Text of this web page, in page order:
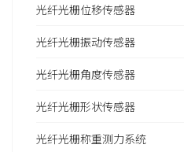
光纤光栅位移传感器
光纤光栅振动传感器
光纤光栅角度传感器
光纤光栅形状传感器
光纤光栅称重测力系统